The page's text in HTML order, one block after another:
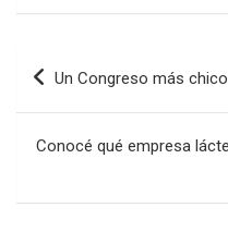
Navegación
entradas
Un Congreso más
Conocé qué empresa